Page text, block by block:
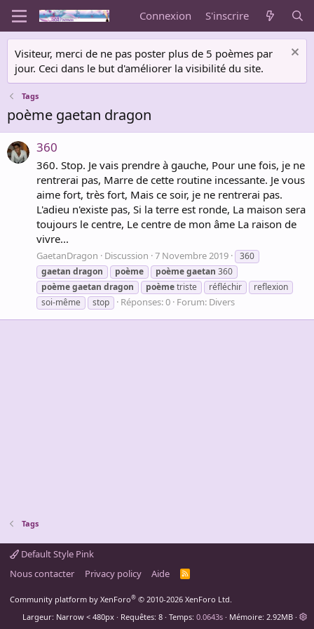
Connexion S'inscrire
Visiteur, merci de ne pas poster plus de 5 poèmes par
jour. Ceci dans le but d'améliorer la visibilité du site.
Tags
poème gaetan dragon
360
360. Stop. Je vais prendre à gauche, Pour une fois, je ne
rentrerai pas, Marre de cette routine incessante. Je vous
aime fort, très fort, Mais ce soir, je ne rentrerai pas.
L'adieu n'existe pas, Si la terre est ronde, La maison sera
toujours le centre, Le centre de mon âme La raison de
vivre...
GaetanDragon Discussion 7 Novembre 2019
360
gaetan dragon poème poèmegaetan 360
poèmegaetan dragon poèmetriste réfléchir
reflexion
soi-même
stop Réponses: 0 Forum: Divers
Tags
Default Style Pink
Nous contacter
Privacy policy Aide
R
Community platform by XenForo® © 2010-2026 XenForo Ltd.
Largeur
Requêtes 8 Temps 0.0643s Mémoire 2.92MB